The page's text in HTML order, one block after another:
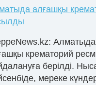
алғашқы
Алматыда
крематорий
берілді.
мереке